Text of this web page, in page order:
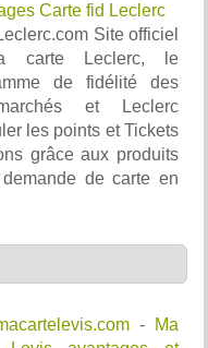
Carte fid Leclerc
Site officiel
carte Leclerc, le
de fidélité des
et Leclerc
les points et Tickets
grâce aux produits
de carte en
-
Ma